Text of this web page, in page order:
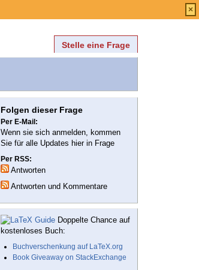
Stelle eine Frage
Folgen dieser Frage
Per E-Mail:
Wenn sie sich anmelden, kommen
Sie für alle Updates hier in Frage
Per RSS:
Antworten
Antworten und Kommentare
Doppelte Chance auf
kostenloses Buch:
Buchverschenkung auf LaTeX.org
Book Giveaway on StackExchange
×